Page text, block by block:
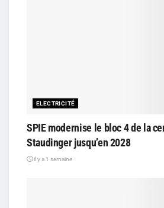
ELECTRICITÉ
SPIE modernise le bloc 4 de la
Staudinger jusqu’en 2028
il y a 1 semaine